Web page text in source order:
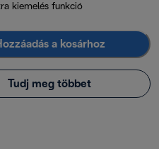
kiemelés funkció
a kosárhoz
Tudj meg többet